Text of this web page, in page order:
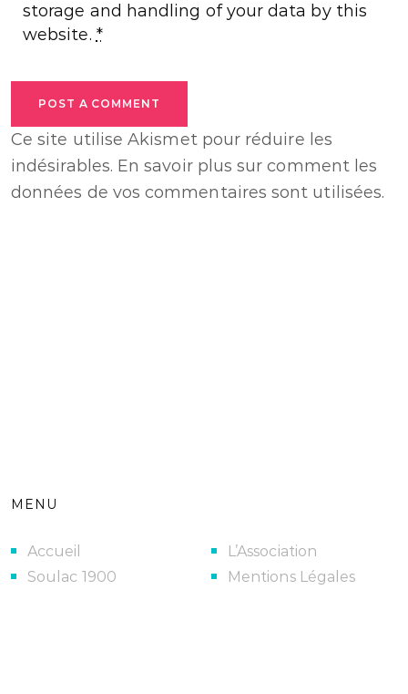
storage and handling of your data by this
website. *
POST A COMMENT
Ce site utilise Akismet pour réduire les
indésirables. En savoir plus sur comment les
données de vos commentaires sont utilisées.
MENU
Accueil
Soulac 1900
L’Association
Mentions Légales